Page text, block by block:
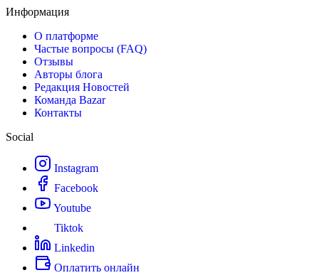
Информация
О платформе
Частые вопросы (FAQ)
Отзывы
Авторы блога
Редакция Новостей
Команда Bazar
Контакты
Social
Instagram
Facebook
Youtube
Tiktok
Linkedin
Оплатить онлайн